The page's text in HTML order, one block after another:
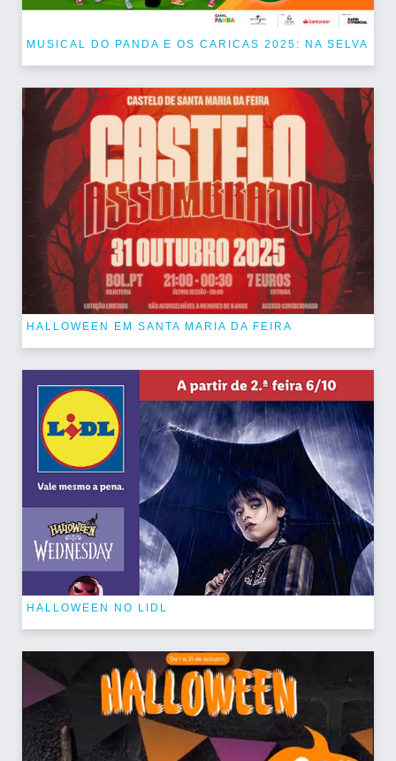
MUSICAL DO PANDA E OS CARICAS 2025: NA SELVA
HALLOWEEN EM SANTA MARIA DA FEIRA
HALLOWEEN NO LIDL